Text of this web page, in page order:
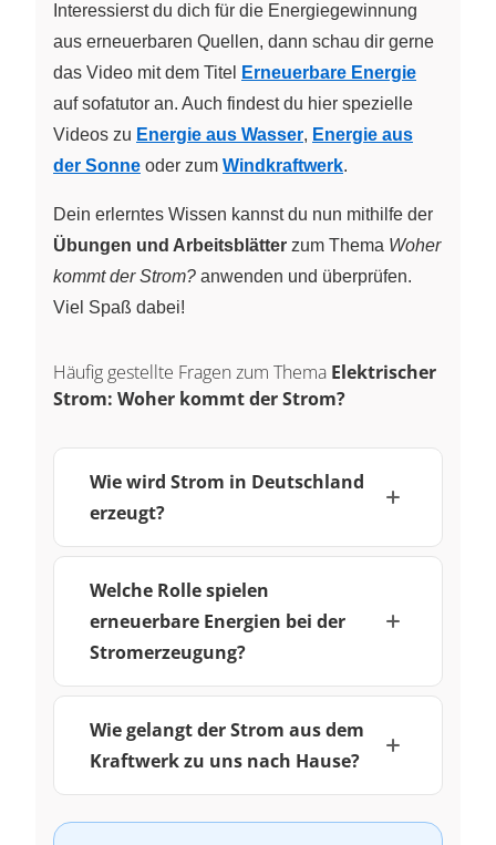
Interessierst du dich für die Energiegewinnung
aus erneuerbaren Quellen, dann schau dir gerne
das Video mit dem Titel
Erneuerbare Energie
auf sofatutor an. Auch findest du hier spezielle
Videos zu Energie aus Wasser, Energie aus
der Sonne oder zum Windkraftwerk.
Dein erlerntes Wissen kannst du nun mithilfe der
Übungen und Arbeitsblätter zum Thema Woher
kommt der Strom? anwenden und überprüfen.
Viel Spaß dabei!
Häufig gestellte Fragen zum Thema Elektrischer
Strom: Woher kommt der Strom?
Wie wird Strom in Deutschland
erzeugt?
Welche Rolle spielen
erneuerbare Energien bei der
Stromerzeugung?
Wie gelangt der Strom aus dem
Kraftwerk zu uns nach Hause?